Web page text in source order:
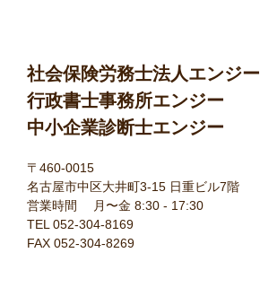
社会保険労務士法人エンジー
行政書士事務所エンジー
中小企業診断士エンジー
〒460-0015
名古屋市中区大井町3-15 日重ビル7階
営業時間 月〜金 8:30 - 17:30
TEL 052-304-8169
FAX 052-304-8269